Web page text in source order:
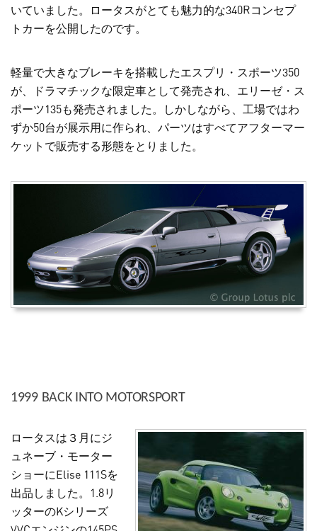
いていました。ロータスがとても魅力的な340Rコンセプ
トカーを公開したのです。
軽量で大きなブレーキを搭載したエスプリ・スポーツ350
が、ドラマチックな限定車として発売され、エリーゼ・ス
ポーツ135も発売されました。しかしながら、工場ではわ
ずか50台が展示用に作られ、パーツはすべてアフターマー
ケットで販売する形態をとりました。
1999 BACK INTO MOTORSPORT
ロータスは３月にジ
ュネーブ・モーター
ショーにElise 111Sを
出品しました。1.8リ
ッターのKシリーズ